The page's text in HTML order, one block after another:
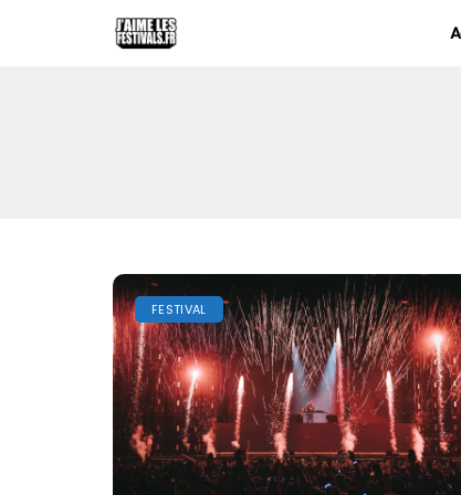
FESTIVAL